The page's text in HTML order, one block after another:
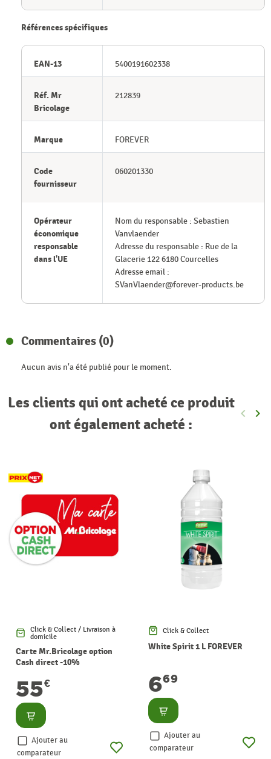
Références spécifiques
EAN-13 5400191602338
Réf. Mr
Bricolage
212839
Marque FOREVER
Code
fournisseur
060201330
Opérateur
économique
responsable
dans l'UE
Nom du responsable : Sebastien
Vanvlaender
Adresse du responsable : Rue de la
Glacerie 122 6180 Courcelles
Adresse email :
SVanVlaender@forever-products.be
Commentaires (0)
Aucun avis n'a été publié pour le moment.
Les clients qui ont acheté ce produit
ont également acheté :
keyboard_arrow_left keyboard_arrow_right
Click & Collect / Livraison à
domicile
Carte Mr.Bricolage option
Cash direct -10%
55€
Consulter
Ajouter au
comparateur
Click & Collect
White Spirit 1 L FOREVER
669
Consulter
Ajouter au
comparateur